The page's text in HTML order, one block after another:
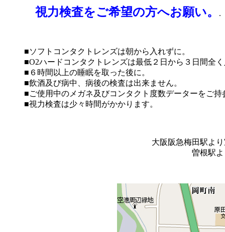
視力検査をご希望の方へお願い。 .
■ソフトコンタクトレンズは朝から入れずに。
■O2ハードコンタクトレンズは最低２日から３日間全
■６時間以上の睡眠を取った後に。
■飲酒及び病中、病後の検査は出来ません。
■ご使用中のメガネ及びコンタクト度数データーをご持
■視力検査は少々時間がかかります。
大阪阪急梅田駅よ
曽根駅